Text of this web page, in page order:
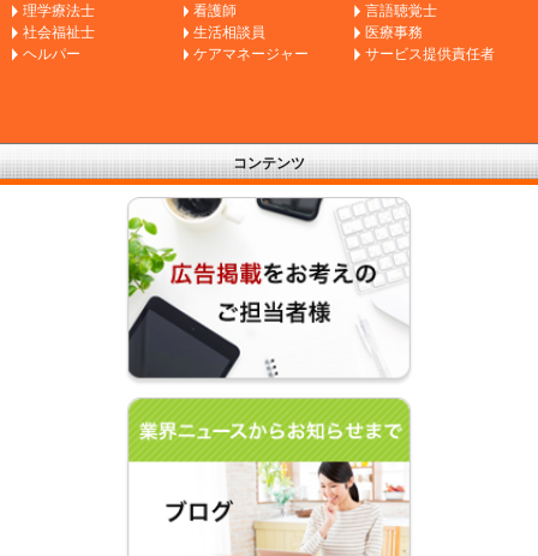
理学療法士
看護師
言語聴覚士
社会福祉士
生活相談員
医療事務
ヘルパー
ケアマネージャー サービス提供責任者
コンテンツ